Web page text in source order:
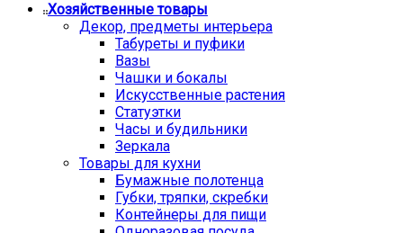
Хозяйственные товары
Декор, предметы интерьера
Табуреты и пуфики
Вазы
Чашки и бокалы
Искусственные растения
Статуэтки
Часы и будильники
Зеркала
Товары для кухни
Бумажные полотенца
Губки, тряпки, скребки
Контейнеры для пищи